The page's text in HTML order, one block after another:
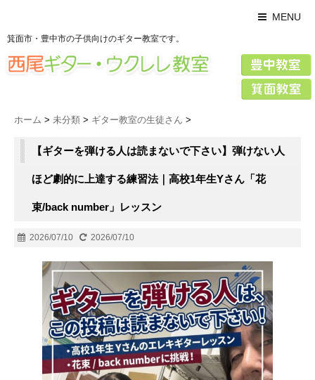
MENU
箕面市・豊中市の子供向けのギター教室です。
ホーム > 未分類 > ギター教室の生徒さん >
【ギターを弾ける人は読まないで下さい】弾けない人
ほど劇的に上達する練習法｜高校1年生Yさん「花
束/back number」レッスン
2026/07/10 2026/07/10